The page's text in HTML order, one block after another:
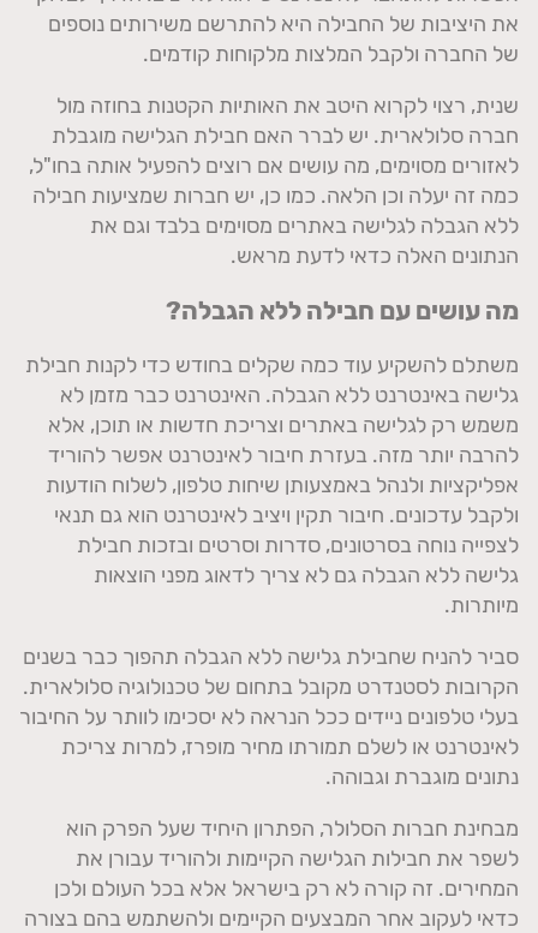
את היציבות של החבילה היא להתרשם משירותים נוספים
של החברה ולקבל המלצות מלקוחות קודמים.
שנית, רצוי לקרוא היטב את האותיות הקטנות בחוזה מול
חברה סלולארית. יש לברר האם חבילת הגלישה מוגבלת
לאזורים מסוימים, מה עושים אם רוצים להפעיל אותה בחו"ל,
כמה זה יעלה וכן הלאה. כמו כן, יש חברות שמציעות חבילה
ללא הגבלה לגלישה באתרים מסוימים בלבד וגם את
הנתונים האלה כדאי לדעת מראש.
מה עושים עם חבילה ללא הגבלה?
משתלם להשקיע עוד כמה שקלים בחודש כדי לקנות חבילת
גלישה באינטרנט ללא הגבלה. האינטרנט כבר מזמן לא
משמש רק לגלישה באתרים וצריכת חדשות או תוכן, אלא
להרבה יותר מזה. בעזרת חיבור לאינטרנט אפשר להוריד
אפליקציות ולנהל באמצעותן שיחות טלפון, לשלוח הודעות
ולקבל עדכונים. חיבור תקין ויציב לאינטרנט הוא גם תנאי
לצפייה נוחה בסרטונים, סדרות וסרטים ובזכות חבילת
גלישה ללא הגבלה גם לא צריך לדאוג מפני הוצאות
מיותרות.
סביר להניח שחבילת גלישה ללא הגבלה תהפוך כבר בשנים
הקרובות לסטנדרט מקובל בתחום של טכנולוגיה סלולארית.
בעלי טלפונים ניידים ככל הנראה לא יסכימו לוותר על החיבור
לאינטרנט או לשלם תמורתו מחיר מופרז, למרות צריכת
נתונים מוגברת וגבוהה.
מבחינת חברות הסלולר, הפתרון היחיד שעל הפרק הוא
לשפר את חבילות הגלישה הקיימות ולהוריד עבורן את
המחירים. זה קורה לא רק בישראל אלא בכל העולם ולכן
כדאי לעקוב אחר המבצעים הקיימים ולהשתמש בהם בצורה